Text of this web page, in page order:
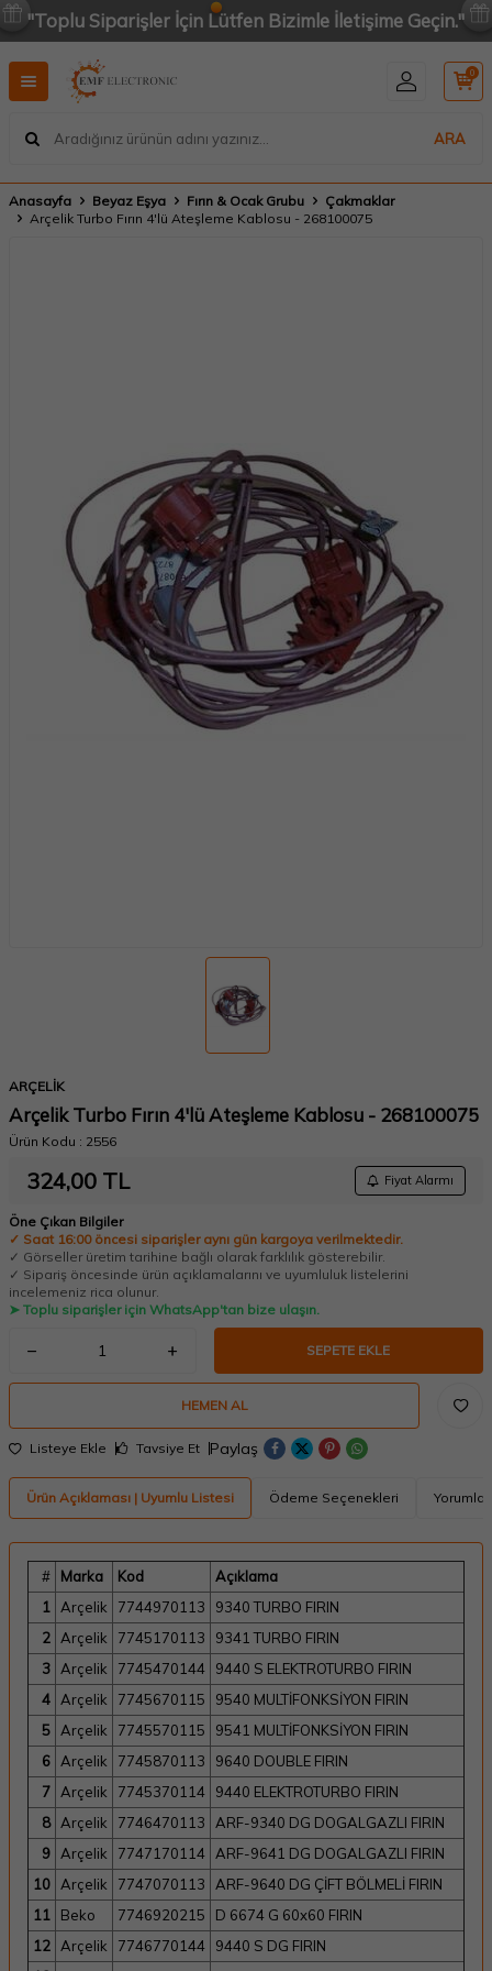
"Toplu Siparişler İçin Lütfen Bizimle İletişime Geçin."
ARA
0
Anasayfa Beyaz Eşya Fırın & Ocak Grubu
Çakmaklar
Arçelik Turbo Fırın 4'lü Ateşleme Kablosu - 268100075
ARÇELİK
Arçelik Turbo Fırın 4'lü Ateşleme Kablosu - 268100075
Ürün Kodu : 2556
324,00 TL Fiyat Alarmı
Öne Çıkan Bilgiler
✓ Saat 16:00 öncesi siparişler aynı gün kargoya verilmektedir.
✓ Görseller üretim tarihine bağlı olarak farklılık gösterebilir.
✓ Sipariş öncesinde ürün açıklamalarını ve uyumluluk listelerini
incelemeniz rica olunur.
➤ Toplu siparişler için WhatsApp'tan bize ulaşın.
SEPETE EKLE
HEMEN AL
Listeye Ekle Tavsiye Et Paylaş
Ürün Açıklaması | Uyumlu Listesi Ödeme Seçenekleri Yorumlar
# Marka Kod
Açıklama
1 Arçelik 7744970113
9340 TURBO FIRIN
2 Arçelik 7745170113
9341 TURBO FIRIN
3 Arçelik 7745470144
9440 S ELEKTROTURBO FIRIN
4 Arçelik 7745670115
9540 MULTİFONKSİYON FIRIN
5 Arçelik 7745570115
9541 MULTİFONKSİYON FIRIN
6 Arçelik 7745870113
9640 DOUBLE FIRIN
7 Arçelik 7745370114
9440 ELEKTROTURBO FIRIN
8 Arçelik 7746470113
ARF-9340 DG DOGALGAZLI FIRIN
9 Arçelik 7747170114 ARF-9641 DG DOGALGAZLI FIRIN
10 Arçelik 7747070113
ARF-9640 DG ÇİFT BÖLMELİ FIRIN
11
Beko 7746920215
D 6674 G 60x60 FIRIN
12 Arçelik 7746770144
9440 S DG FIRIN